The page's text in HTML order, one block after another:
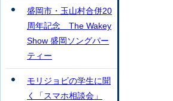
盛岡市・玉山村合併20
周年記念 The Wakey
Show 盛岡ソングパー
ティー
モリジョビの学生に聞
く「スマホ相談会」